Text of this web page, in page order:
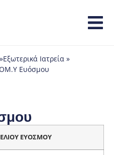
Εξωτερικά Ιατρεία »
Ευόσμου
ΕΥΟΣΜΟΥ